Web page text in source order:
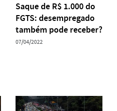
Saque de R$ 1.000 do
FGTS: desempregado
também pode receber?
07/04/2022